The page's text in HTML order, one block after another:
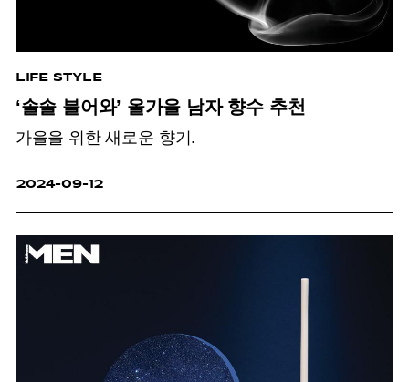
LIFE STYLE
‘솔솔 불어와’ 올가을 남자 향수 추천
가을을 위한 새로운 향기.
2024-09-12